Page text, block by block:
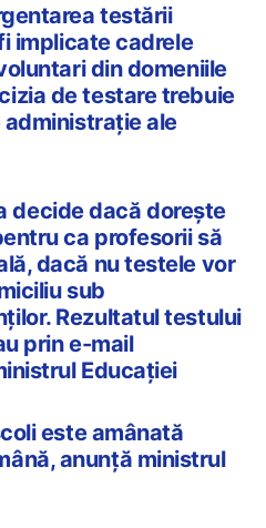
testării
implicate cadrele
din domeniile
de testare trebuie
ale
decide dacă dorește
ca profesorii să
dacă nu testele vor
sub
Rezultatul testului
prin e-mail
Educației
este amânată
anunță ministrul